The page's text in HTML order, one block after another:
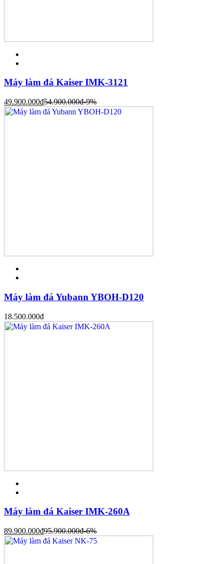
Máy làm đá Kaiser IMK-3121
49.900.000đ54.900.000đ-9%
Máy làm đá Yubann YBOH-D120
18.500.000đ
Máy làm đá Kaiser IMK-260A
89.900.000đ95.900.000đ-6%